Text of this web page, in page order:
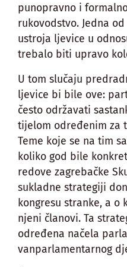
punopravno i
rukovodstvo. Jedna
ustroja ljevice u
trebalo biti upravo
U tom slučaju
ljevice bi bile ove:
često održavati
tijelom određenim za
Teme koje se na tim
koliko god bile
redove zagrebačke
sukladne strategiji
kongresu stranke, a o
njeni članovi. Ta
određena načela
vanparlamentarnog